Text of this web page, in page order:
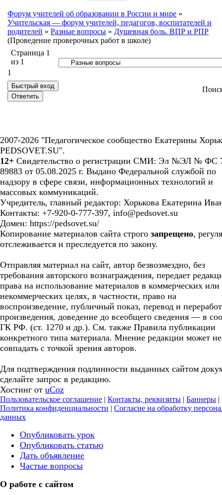
Форум учителей об образовании в России и мире »
Учительская — форум учителей, педагогов, воспитателей и
родителей » Разные вопросы » Душевная боль. ВПР и РПР
(Проведение проверочных работ в школе)
Страница 1
из 1
1
2007-2026 "Педагогическое сообщество Екатерины
PEDSOVET.SU".
12+ Свидетельство о регистрации СМИ: Эл №ЭЛ № ФС
89883 от 05.08.2025 г. Выдано Федеральной службой по
надзору в сфере связи, информационных технологий и
массовых коммуникаций.
Учредитель, главный редактор: Хорькова Екатерина
Контакты: +7-920-0-777-397, info@pedsovet.su
Домен: https://pedsovet.su/
Копирование материалов сайта строго запрещено,
отслеживается и преследуется по закону.
Отправляя материал на сайт, автор безвозмездно, без
требования авторского вознаграждения, передает
права на использование материалов в коммерческих или
некоммерческих целях, в частности, право на
воспроизведение, публичный показ, перевод и
произведения, доведение до всеобщего сведения — в
ГК РФ. (ст. 1270 и др.). См. также Правила публикации
конкретного типа материала. Мнение редакции может не
совпадать с точкой зрения авторов.
Для подтверждения подлинности выданных сайтом
сделайте запрос в редакцию.
Хостинг от uCoz
Пользовательское соглашение | Контакты, реквизиты | Баннеры |
Политика конфиденциальности | Согласие на обработку
данных
Опубликовать урок
Опубликовать статью
Дать объявление
Частые вопросы
О работе с сайтом